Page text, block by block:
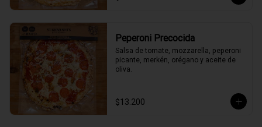
Peperoni Precocida
Salsa de tomate, mozzarella, peperoni
picante, merkén, orégano y aceite de
oliva.
$13.200